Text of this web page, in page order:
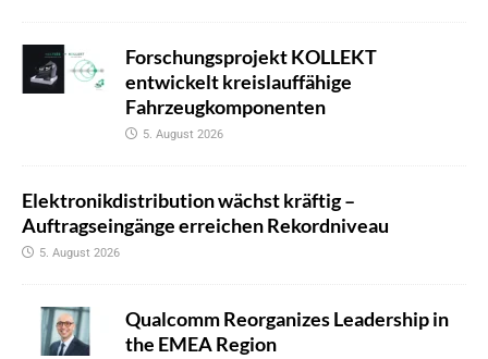
Forschungsprojekt KOLLEKT
entwickelt kreislauffähige
Fahrzeugkomponenten
5. August 2026
Elektronikdistribution wächst kräftig –
Auftragseingänge erreichen Rekordniveau
5. August 2026
Qualcomm Reorganizes Leadership in
the EMEA Region